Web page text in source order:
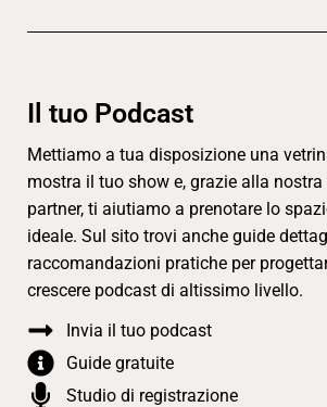
Il tuo Podcast
Mettiamo a tua disposizione una
mostra il tuo show e, grazie alla nostra
partner, ti aiutiamo a prenotare lo
ideale. Sul sito trovi anche guide
raccomandazioni pratiche per
crescere podcast di altissimo livello.
Invia il tuo podcast
Guide gratuite
Studio di registrazione